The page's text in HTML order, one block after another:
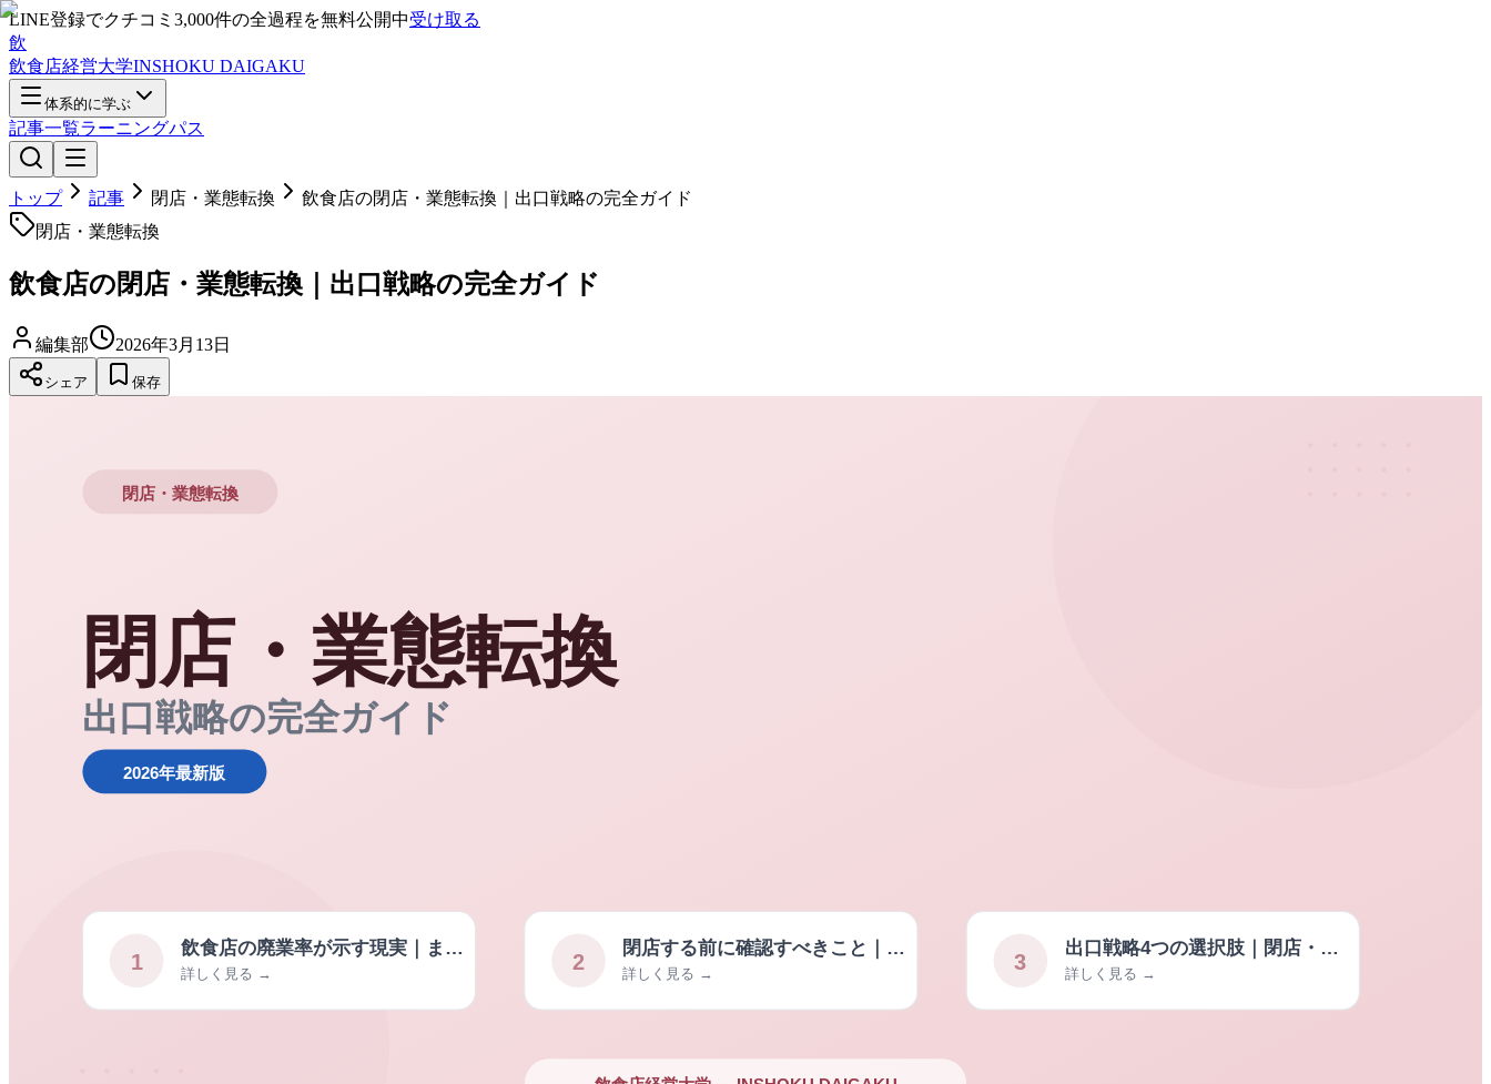
LINE登録でクチコミ3,000件の全過程を無料公開中受け取る
飲
飲食店経営大学INSHOKU DAIGAKU
体系的に学ぶ
記事一覧ラーニングパス
トップ 記事 閉店・業態転換
飲食店の閉店・業態転換｜出口戦略の完全ガイド
閉店・業態転換
飲食店の閉店・業態転換｜出口戦略の完全ガイド
編集部 2026年3月13日
シェア 保存